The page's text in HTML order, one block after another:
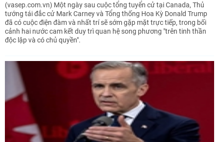
(vasep.com.vn) Một ngày sau cuộc tổng tuyển cử tại Canada, Thủ
tướng tái đắc cử Mark Carney và Tổng thống Hoa Kỳ Donald Trump
đã có cuộc điện đàm và nhất trí sẽ sớm gặp mặt trực tiếp, trong bối
cảnh hai nước cam kết duy trì quan hệ song phương "trên tinh thần
độc lập và có chủ quyền".